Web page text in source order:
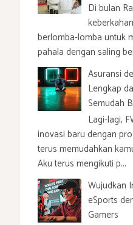
Di bulan
berlomba-lomba untuk
pahala dengan saling
Asuransi
Lengkap
Semudah
Lagi-lagi,
inovasi baru dengan
terus memudahkan
Aku terus mengikuti p...
Wujudkan
eSports
Gamers